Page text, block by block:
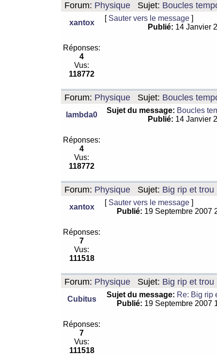
Forum: Physique Sujet: Boucles
xantox
[ Sauter vers le message ]
Publié: 14 Janvier
Réponses:
4
Vus:
118772
Forum: Physique Sujet: Boucles
lambda0
Sujet du message: Boucles
Publié: 14 Janvier
Réponses:
4
Vus:
118772
Forum: Physique Sujet: Big rip et trou
xantox
[ Sauter vers le message ]
Publié: 19 Septembre 2007
Réponses:
7
Vus:
111518
Forum: Physique Sujet: Big rip et trou
Cubitus
Sujet du message: Re: Big rip
Publié: 19 Septembre 2007
Réponses:
7
Vus:
111518